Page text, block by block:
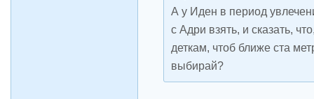
А у Иден в период
с Адри взять, и сказать,
деткам, чтоб ближе ста
выбирай?